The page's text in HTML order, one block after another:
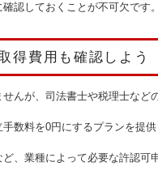
認しておくことが不可欠です
得費用も確認しよう
んが、司法書士や税理士な
数料を0円にするプランを提
、業種によって必要な許認可